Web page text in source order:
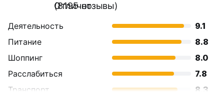
Отлично
(8195 отзывы)
Деятельность
9.1
Питание
8.8
Шоппинг
8.0
Расслабиться
7.8
Транспорт
8.3